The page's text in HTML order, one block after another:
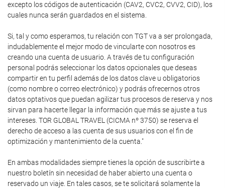
excepto los códigos de autenticación (CAV2, CVC2, CVV2, CID), los
cuales nunca serán guardados en el sistema.
Si, tal y como esperamos, tu relación con TGT va a ser prolongada,
indudablemente el mejor modo de vincularte con nosotros es
creando una cuenta de usuario. A través de tu configuración
personal podrás seleccionar los datos opcionales que deseas
compartir en tu perfil además de los datos clave u obligatorios
(como nombre o correo electrónico) y podrás ofrecernos otros
datos optativos que puedan agilizar tus procesos de reserva y nos
sirvan para hacerte llegar la información que más se ajuste a tus
intereses. TOR GLOBAL TRAVEL (CICMA nº 3750) se reserva el
derecho de acceso a las cuenta de sus usuarios con el fin de
optimización y mantenimiento de la cuenta."
En ambas modalidades siempre tienes la opción de suscribirte a
nuestro boletín sin necesidad de haber abierto una cuenta o
reservado un viaje. En tales casos, se te solicitará solamente la